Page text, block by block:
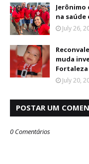
Jerônimo
na saúde
July 26,
muda
Fortaleza
July 20,
POSTAR UM
0 Comentários